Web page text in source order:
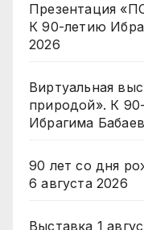
Презентация
К 90-летию
2026
Виртуальная
природой». К
Ибрагима
90 лет со дня
6 августа 2026
Выставка 1